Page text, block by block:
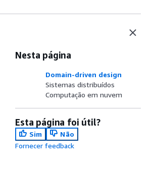
Nesta página
Domain-driven design
Sistemas distribuídos
Computação em nuvem
Esta página foi útil?
Sim
Não
Fornecer feedback